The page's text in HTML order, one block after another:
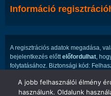
Információ
A regisztrációs adatok megadása,
bejelentkezés előtt előfordulhat ,
folytatásához. Biztonsági kód:
A jobb felhasználói élmény
használunk. Oldalunk